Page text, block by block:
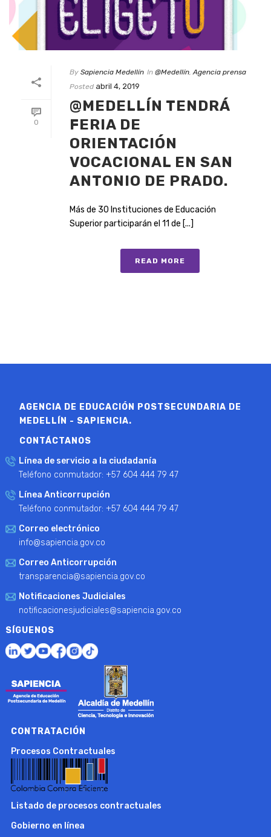
0
By Sapiencia Medellín In @Medellín Agencia prensa
Posted abril 4, 2019
@MEDELLÍN TENDRÁ
FERIA DE
ORIENTACIÓN
VOCACIONAL EN SAN
ANTONIO DE PRADO.
Más de 30 Instituciones de Educación
Superior participarán el 11 de [...]
READ MORE
AGENCIA DE EDUCACIÓN POSTSECUNDARIA DE
MEDELLÍN - SAPIENCIA.
CONTÁCTANOS
Línea de servicio a la ciudadanía
Teléfono conmutador: +57 604 444 79 47
Línea Anticorrupción
Teléfono conmutador: +57 604 444 79 47
Correo electrónico
info@sapiencia.gov.co
Correo Anticorrupción
transparencia@sapiencia.gov.co
Notificaciones Judiciales
notificacionesjudiciales@sapiencia.gov.co
SÍGUENOS
CONTRATACIÓN
Procesos Contractuales
Listado de procesos contractuales
Gobierno en línea